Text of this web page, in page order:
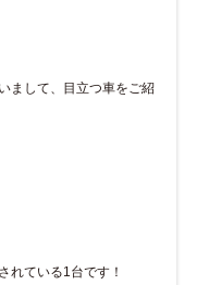
まして、目立つ車をご紹
れている1台です！